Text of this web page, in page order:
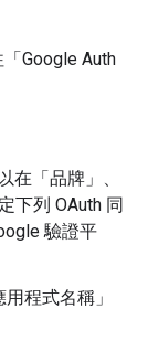
Google Auth
在「品牌」 、
下列 OAuth 同
驗證平
程式名稱」